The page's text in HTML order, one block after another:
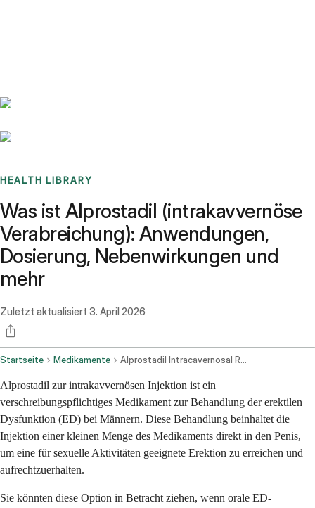
HEALTH LIBRARY
Was ist Alprostadil (intrakavvernöse
Verabreichung): Anwendungen,
Dosierung, Nebenwirkungen und
mehr
Zuletzt aktualisiert 3. April 2026
Startseite Medikamente Alprostadil Intracavernosal Route
Alprostadil zur intrakavvernösen Injektion ist ein
verschreibungspflichtiges Medikament zur Behandlung der erektilen
Dysfunktion (ED) bei Männern. Diese Behandlung beinhaltet die
Injektion einer kleinen Menge des Medikaments direkt in den Penis,
um eine für sexuelle Aktivitäten geeignete Erektion zu erreichen und
aufrechtzuerhalten.
Sie könnten diese Option in Betracht ziehen, wenn orale ED-